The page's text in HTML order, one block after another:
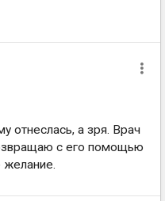
отнеслась, а зря. Врач
с его помощью
желание.